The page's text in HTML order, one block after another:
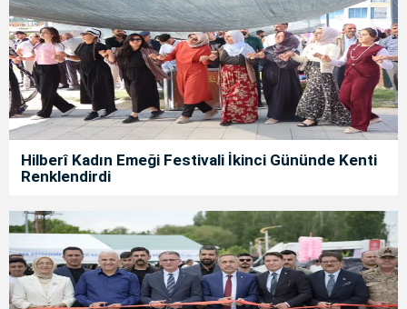
Hilberî Kadın Emeği Festivali İkinci Gününde Kenti
Renklendirdi